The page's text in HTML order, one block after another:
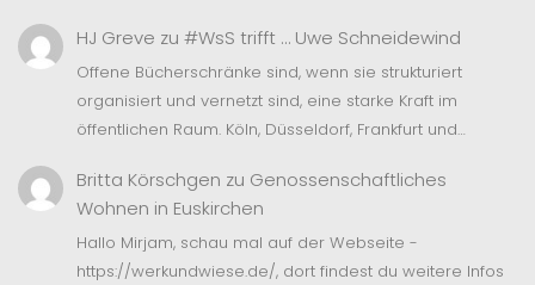
HJ Greve zu #WsS trifft … Uwe Schneidewind
Offene Bücherschränke sind, wenn sie strukturiert
organisiert und vernetzt sind, eine starke Kraft im
öffentlichen Raum. Köln, Düsseldorf, Frankfurt und…
Britta Körschgen zu Genossenschaftliches
Wohnen in Euskirchen
Hallo Mirjam, schau mal auf der Webseite -
https://werkundwiese.de/, dort findest du weitere Infos